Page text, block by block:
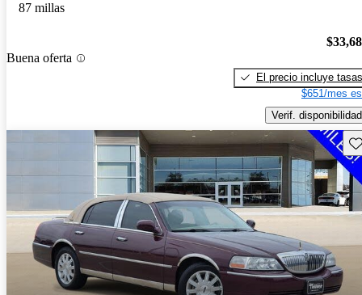
87 millas
Buena oferta
El precio incluye tasas
$651/mes
Verif. disponibilidad